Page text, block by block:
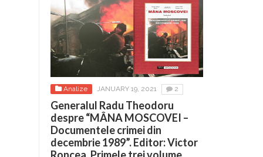
Analize JANUARY 19, 2021 2
Generalul Radu Theodoru
despre “MÂNA MOSCOVEI –
Documentele crimei din
decembrie 1989”. Editor: Victor